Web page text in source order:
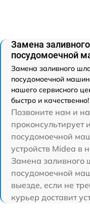
Замена
посудомоечной
Замена заливного
посудомоечной
нашего сервисного
быстро и качественно!
Позвоните нам и
проконсультирует
посудомоечной
устройств Midea в
Замена заливного
посудомоечной
выезде, если не
курьер доставит